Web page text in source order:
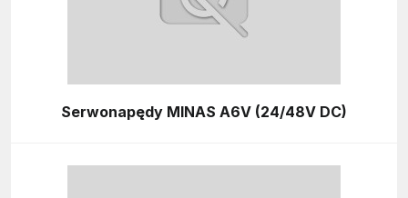
Serwonapędy MINAS A6V (24/48V DC)